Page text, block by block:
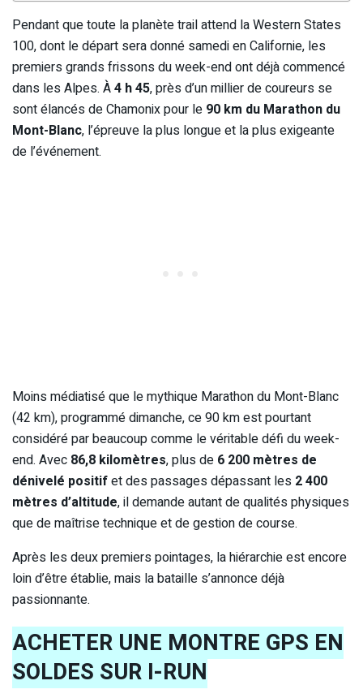
Pendant que toute la planète trail attend la Western States
100, dont le départ sera donné samedi en Californie, les
premiers grands frissons du week-end ont déjà commencé
dans les Alpes. À4 h 45, près d’un millier de coureurs se
sont élancés de Chamonix pour le 90 km du Marathon du
Mont-Blanc, l’épreuve la plus longue et la plus exigeante
de l’événement.
Moins médiatisé que le mythique Marathon du Mont-Blanc
(42 km), programmé dimanche, ce 90 km est pourtant
considéré par beaucoup comme le véritable défi du week-
end. Avec 86,8 kilomètres, plus de 6 200 mètres de
dénivelé positifet des passages dépassant les 2 400
mètres d’altitude, il demande autant de qualités physiques
que de maîtrise technique et de gestion de course.
Après les deux premiers pointages, la hiérarchie est encore
loin d’être établie, mais la bataille s’annonce déjà
passionnante.
ACHETER UNE MONTRE GPS EN
SOLDES SUR I-RUN